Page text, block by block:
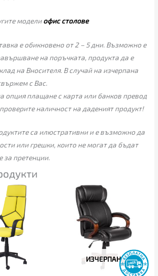
моделиофис столове
е обикновено от 2 – 5 дни. Възможно е
на поръчката, продукта да е
на Вносителя. В случай на изчерпана
с Вас.
опция плащане с карта или банков превод
наличност на даденият продукт!
са илюстративни и е възможно да
или грешки, които не могат да бъдат
за претенции.
Original
price
was:
139.00€
(271.86
лв.).
Текущата
цена
ИЗЧЕРПАН